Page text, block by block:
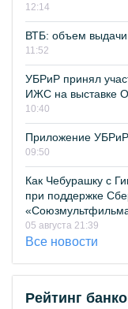
12:14
ВТБ: объем выдачи
11:52
УБРиР принял
ИЖС на выставке
10:40
Приложение УБРиР
09:50
Как Чебурашку с
при поддержке
05 августа 21:39
Все новости
Рейтинг